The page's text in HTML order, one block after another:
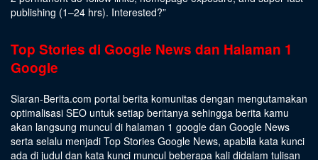
publishing (1–24 hrs). Interested?”
Top Stories di Google News dan Halaman 1
Google
Siaran-Berita.com portal berita komunitas dengan mengutamakan
optimalisasi SEO untuk setiap beritanya sehingga berita kamu
akan langsung muncul di halaman 1 google dan Google News
serta selalu menjadi Top Stories Google News, apabila kata kunci
ada di judul dan kata kunci muncul beberapa kali didalam tulisan